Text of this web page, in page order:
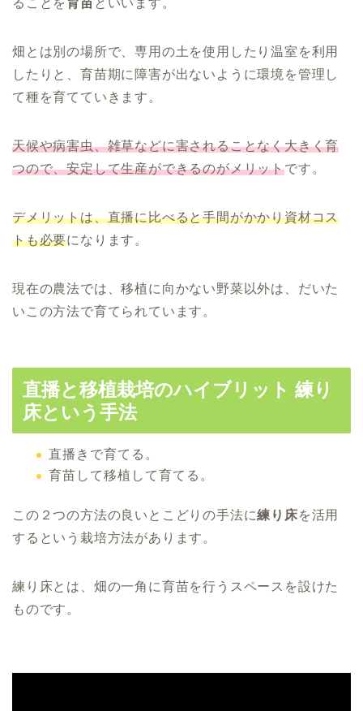
ることを 育苗 といいます。
畑とは別の場所で、専用の土を使用したり温室を利用
したりと、育苗期に障害が出ないように環境を管理し
て種を育てていきます。
天候や病害虫、雑草などに害されることなく大きく育
つので、安定して生産ができるのがメリットです。
デメリットは、直播に比べると手間がかかり資材コス
トも必要になります。
現在の農法では、移植に向かない野菜以外は、だいた
いこの方法で育てられています。
直播と移植栽培のハイブリット 練り
床という手法
直播きで育てる。
育苗して移植して育てる。
この２つの方法の良いとこどりの手法に練り床を活用
するという栽培方法があります。
練り床とは、畑の一角に育苗を行うスペースを設けた
ものです。